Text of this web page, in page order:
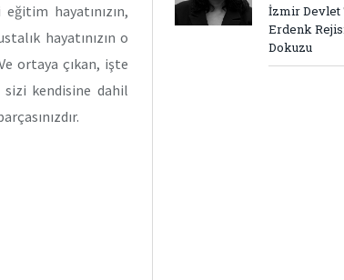
hayatınızın,
hayatınızın o
ortaya çıkan, işte
kendisine dahil
İzmir Devlet
Erdenk
Dokuzu